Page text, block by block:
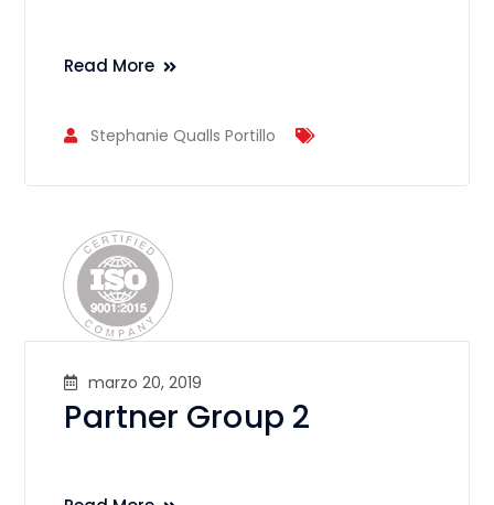
Read More
Stephanie Qualls Portillo
marzo 20, 2019
Partner Group 2